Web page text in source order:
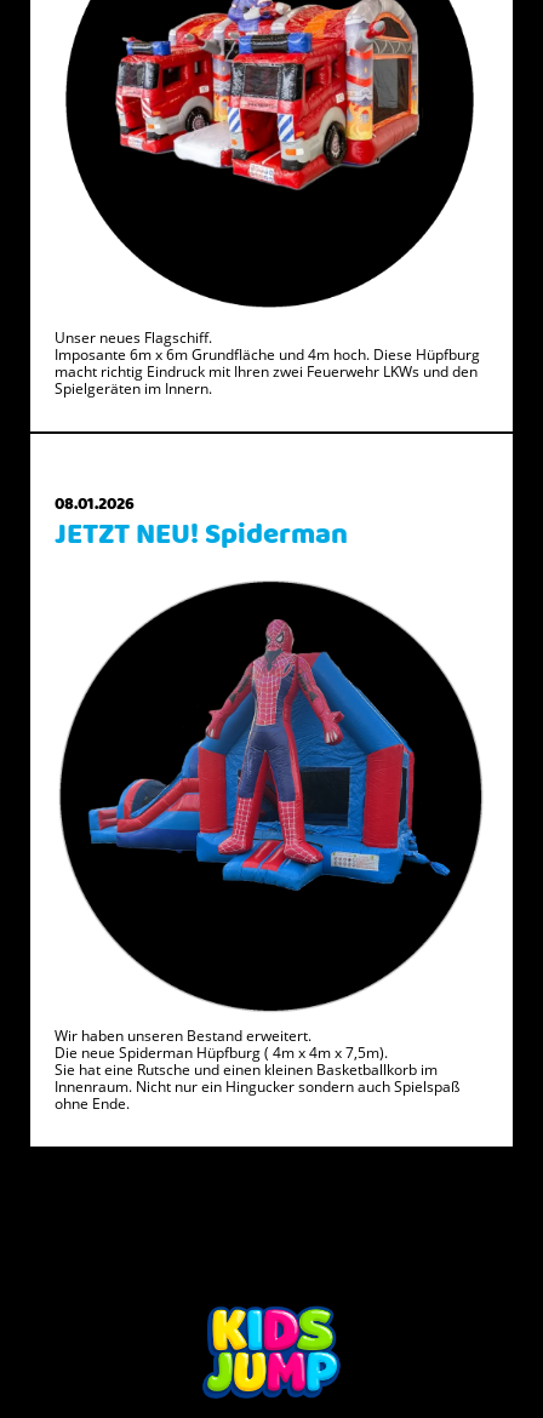
Unser neues Flagschiff.
Imposante 6m x 6m Grundfläche und 4m hoch. Diese Hüpfburg
macht richtig Eindruck mit Ihren zwei Feuerwehr LKWs und den
Spielgeräten im Innern.
08.01.2026
JETZT NEU! Spiderman
Wir haben unseren Bestand erweitert.
Die neue Spiderman Hüpfburg ( 4m x 4m x 7,5m).
Sie hat eine Rutsche und einen kleinen Basketballkorb im
Innenraum. Nicht nur ein Hingucker sondern auch Spielspaß
ohne Ende.